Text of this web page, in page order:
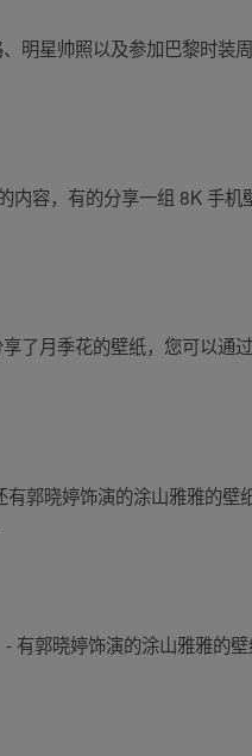
明星帅照以及参加巴黎时装
容，有的分享一组 8K 手
了月季花的壁纸，您可以通
郭晓婷饰演的涂山雅雅的壁
有郭晓婷饰演的涂山雅雅的